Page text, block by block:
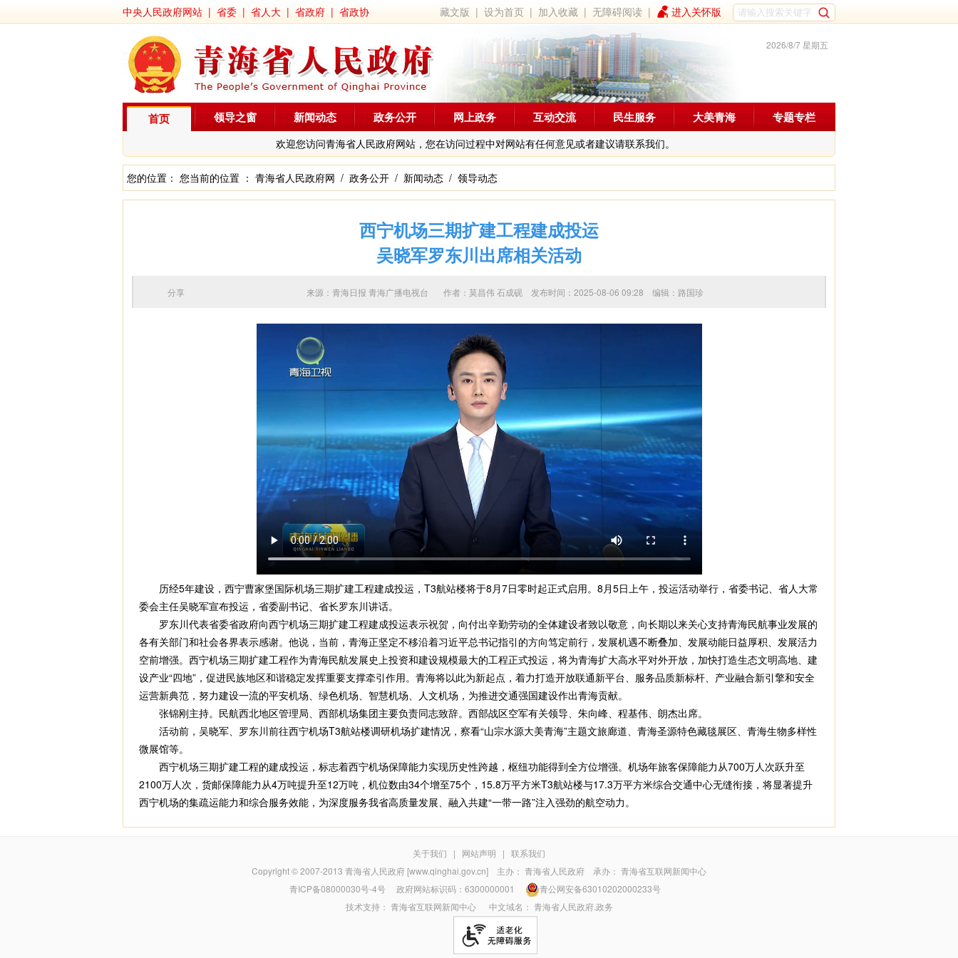
中央人民政府网站 | 省委 | 省人大 | 省政府 | 省政协 藏文版 |设为首页 | 加入收藏 |无障碍阅读 | 进入关怀版
2026/8/7 星期五
首页
欢迎您访问青海省人民政府网站，您在访问过程中对网站有任何意见或者建议请联系我们。
领导之窗 新闻动态 政务公开 网上政务 互动交流 民生服务 大美青海 专题专栏
您的位置： 您当前的位置 ： 青海省人民政府网 / 政务公开 / 新闻动态 / 领导动态
西宁机场三期扩建工程建成投运
吴晓军罗东川出席相关活动
来源：青海日报 青海广播电视台 作者： 莫昌伟 石成砚 发布时间：2025-08-06 09:28 编辑：路国珍
分享
历经5年建设，西宁曹家堡国际机场三期扩建工程建成投运，T3航站楼将于8月7日零时起正式启用。8月5日上午，投运活动举行，省委书记、省人大常
委会主任吴晓军宣布投运，省委副书记、省长罗东川讲话。
罗东川代表省委省政府向西宁机场三期扩建工程建成投运表示祝贺，向付出辛勤劳动的全体建设者致以敬意，向长期以来关心支持青海民航事业发展的
各有关部门和社会各界表示感谢。他说，当前，青海正坚定不移沿着习近平总书记指引的方向笃定前行，发展机遇不断叠加、发展动能日益厚积、发展活力
空前增强。西宁机场三期扩建工程作为青海民航发展史上投资和建设规模最大的工程正式投运，将为青海扩大高水平对外开放，加快打造生态文明高地、建
设产业“四地”，促进民族地区和谐稳定发挥重要支撑牵引作用。青海将以此为新起点，着力打造开放联通新平台、服务品质新标杆、产业融合新引擎和安全
运营新典范，努力建设一流的平安机场、绿色机场、智慧机场、人文机场，为推进交通强国建设作出青海贡献。
张锦刚主持。民航西北地区管理局、西部机场集团主要负责同志致辞。西部战区空军有关领导、朱向峰、程基伟、朗杰出席。
活动前，吴晓军、罗东川前往西宁机场T3航站楼调研机场扩建情况，察看“山宗水源大美青海”主题文旅廊道、青海圣源特色藏毯展区、青海生物多样性
微展馆等。
西宁机场三期扩建工程的建成投运，标志着西宁机场保障能力实现历史性跨越，枢纽功能得到全方位增强。机场年旅客保障能力从700万人次跃升至
2100万人次，货邮保障能力从4万吨提升至12万吨，机位数由34个增至75个，15.8万平方米T3航站楼与17.3万平方米综合交通中心无缝衔接，将显著提升
西宁机场的集疏运能力和综合服务效能，为深度服务我省高质量发展、融入共建“一带一路”注入强劲的航空动力。
关于我们 | 网站声明 | 联系我们
Copyright © 2007-2013 青海省人民政府 [www.qinghai.gov.cn] 主办： 青海省人民政府 承办： 青海省互联网新闻中心
青ICP备08000030号-4号政府网站标识码：6300000001
青公网安备63010202000233号
技术支持： 青海省互联网新闻中心中文域名： 青海省人民政府.政务